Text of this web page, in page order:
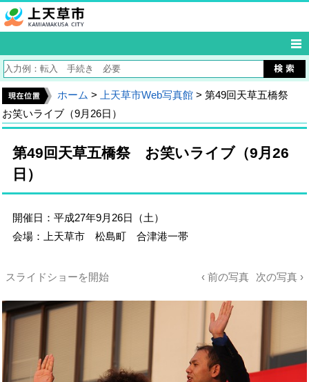
ホーム > 上天草市Web写真館 > 第49回天草五橋祭
お笑いライブ（9月26日）
第49回天草五橋祭 お笑いライブ（9月26
日）
開催日：平成27年9月26日（土）
会場：上天草市 松島町 合津港一帯
スライドショーを開始 ‹ 前の写真 次の写真 ›